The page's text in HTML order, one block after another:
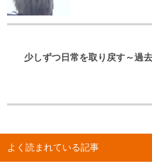
少しずつ日常を取り戻す～過
よく読まれている記事